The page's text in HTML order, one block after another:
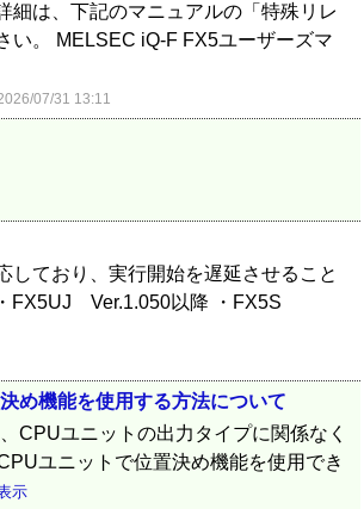
細は、下記のマニュアルの「特殊リレ
い。 MELSEC iQ-F FX5ユーザーズマ
07/31 13:11
しており、実行開始を遅延させること
FX5UJ Ver.1.050以降 ・FX5S
め機能を使用する方法について
CPUユニットの出力タイプに関係なく
ユニットで位置決め機能を使用でき
示